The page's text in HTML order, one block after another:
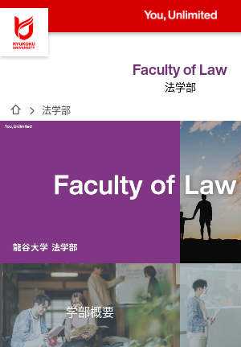
龍谷大学 You, Unlimited
Faculty of Law
法学部
ホーム
法学部
学部概要